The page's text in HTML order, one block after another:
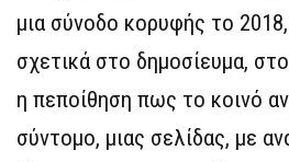
μια σύνοδο κορυφής το 2018,
σχετικά στο δημοσίευμα,
η πεποίθηση πως το κοινό
σύντομο, μιας σελίδας, με